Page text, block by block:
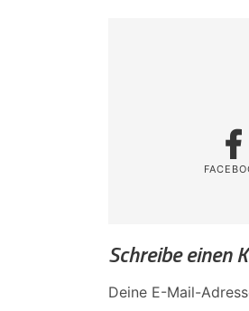
Schreibe einen
Deine E-Mail-